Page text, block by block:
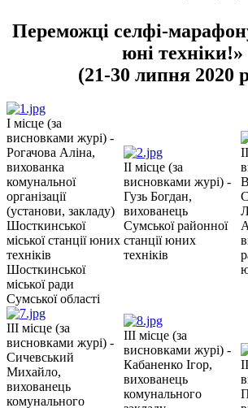
Переможці селфі-
юні техніки!»
(21-30 липня 2020
I місце (за
висновками журі) -
Рогачова Аліна,
вихованка
комунальної
організації
(установи, закладу)
Шосткинської
міської станції юних
техніків
Шосткинської
міської ради
Сумської області
II місце (за
висновками журі) -
Гузь Богдан,
вихованець
Сумської районної
станції юних
техніків
III місце (за
висновками журі) -
Сичевський
Михайло,
вихованець
комунального
III місце (за
висновками журі) -
Кабаненко Ігор,
вихованець
комунального